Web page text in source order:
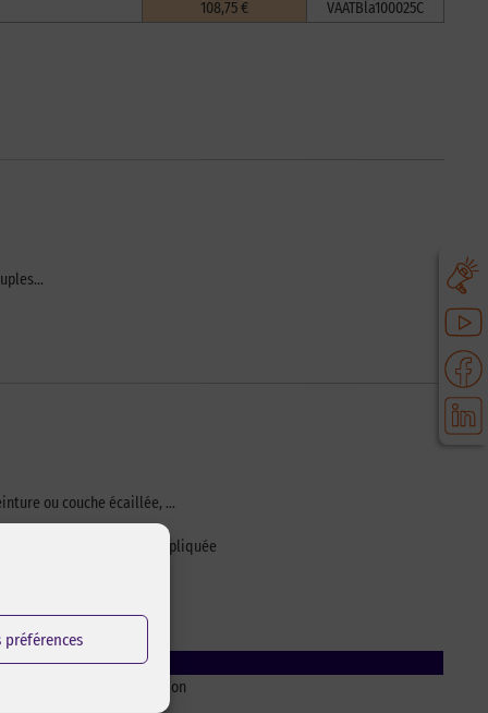
préférences
108,75 € VAATBla100025C
ou couche écaillée, …
l’humidité et la charge appliquée
sensible à la pression